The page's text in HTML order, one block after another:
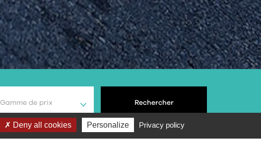
Gamme de prix Rechercher
Deny all cookies Personalize Privacy policy